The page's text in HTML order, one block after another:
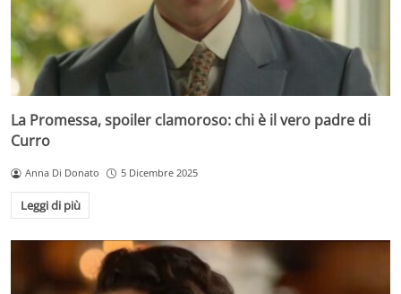
La Promessa, spoiler clamoroso: chi è il vero padre di
Curro
Anna Di Donato 5 Dicembre 2025
Leggi di più